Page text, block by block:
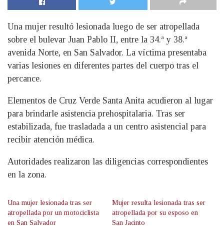
Una mujer resultó lesionada luego de ser atropellada
sobre el bulevar Juan Pablo II, entre la 34.ª y 38.ª
avenida Norte, en San Salvador. La víctima presentaba
varias lesiones en diferentes partes del cuerpo tras el
percance.
Elementos de Cruz Verde Santa Anita acudieron al lugar
para brindarle asistencia prehospitalaria. Tras ser
estabilizada, fue trasladada a un centro asistencial para
recibir atención médica.
Autoridades realizaron las diligencias correspondientes
en la zona.
Una mujer lesionada tras ser
atropellada por un motociclista
en San Salvador
Mujer resulta lesionada tras ser
atropellada por su esposo en
San Jacinto